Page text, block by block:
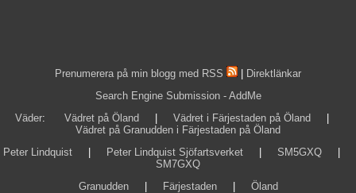
Prenumerera på min blogg med RSS
Direktlänkar
Search Engine Submission - AddMe
Väder: Vädret på Öland Vädret i Färjestaden på Öland
Vädret på Granudden i Färjestaden på Öland
Peter Lindquist
Peter Lindquist Sjöfartsverket SM5GXQ
SM7GXQ
Granudden| Färjestaden| Öland